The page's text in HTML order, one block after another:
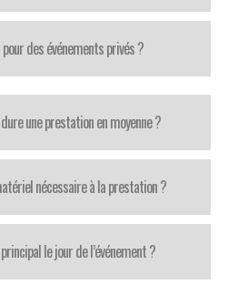
des événements privés ?
une prestation en moyenne ?
nécessaire à la prestation ?
le jour de l’événement ?